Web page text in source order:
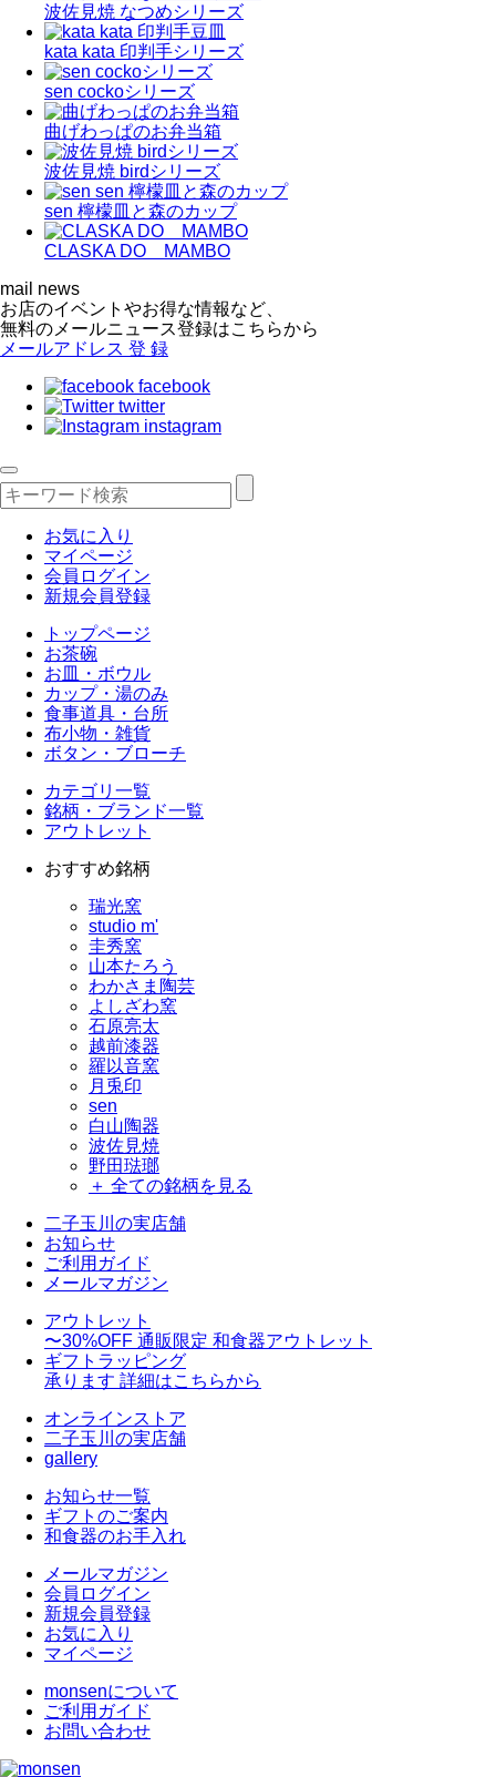
波佐見焼 なつめシリーズ
kata kata 印判手シリーズ
sen cockoシリーズ
曲げわっぱのお弁当箱
波佐見焼 birdシリーズ
sen 檸檬皿と森のカップ
CLASKA DO MAMBO
mail news
お店のイベントやお得な情報など、
無料のメールニュース登録はこちらから
メールアドレス 登 録
facebook
twitter
instagram
お気に入り
マイページ
会員ログイン
新規会員登録
トップページ
お茶碗
お皿・ボウル
カップ・湯のみ
食事道具・台所
布小物・雑貨
ボタン・ブローチ
カテゴリ一覧
銘柄・ブランド一覧
アウトレット
おすすめ銘柄
瑞光窯
studio m'
圭秀窯
山本たろう
わかさま陶芸
よしざわ窯
石原亮太
越前漆器
羅以音窯
月兎印
sen
白山陶器
波佐見焼
野田琺瑯
＋ 全ての銘柄を見る
二子玉川の実店舗
お知らせ
ご利用ガイド
メールマガジン
アウトレット
〜30%OFF 通販限定 和食器アウトレット
ギフトラッピング
承ります 詳細はこちらから
オンラインストア
二子玉川の実店舗
gallery
お知らせ一覧
ギフトのご案内
和食器のお手入れ
メールマガジン
会員ログイン
新規会員登録
お気に入り
マイページ
monsenについて
ご利用ガイド
お問い合わせ